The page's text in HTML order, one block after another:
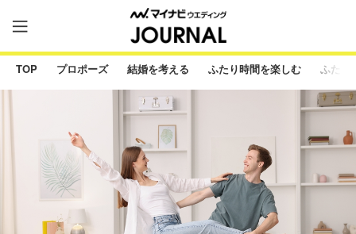
TOP プロポーズ 結婚を考える ふたり時間を楽しむ ふたり